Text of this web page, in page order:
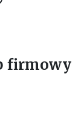
firmowy